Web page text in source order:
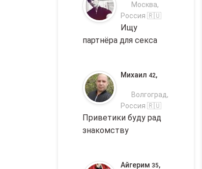
Москва,
Россия 🇷🇺
Ищу
партнёра для секса
Михаил 42,
Волгоград,
Россия 🇷🇺
Приветики буду рад
знакомству
Айгерим 35,